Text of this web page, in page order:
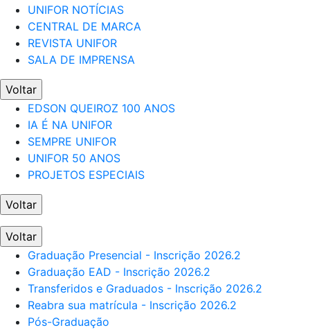
UNIFOR NOTÍCIAS
CENTRAL DE MARCA
REVISTA UNIFOR
SALA DE IMPRENSA
Voltar
EDSON QUEIROZ 100 ANOS
IA É NA UNIFOR
SEMPRE UNIFOR
UNIFOR 50 ANOS
PROJETOS ESPECIAIS
Voltar
Voltar
Graduação Presencial - Inscrição 2026.2
Graduação EAD - Inscrição 2026.2
Transferidos e Graduados - Inscrição 2026.2
Reabra sua matrícula - Inscrição 2026.2
Pós-Graduação